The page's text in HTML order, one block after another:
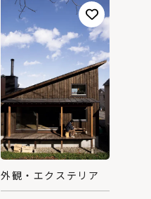
外観・エクステリア